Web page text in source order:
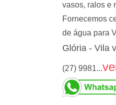
vasos, ralos e
Fornecemos
de água para
Glória - Vila
(27) 9981...